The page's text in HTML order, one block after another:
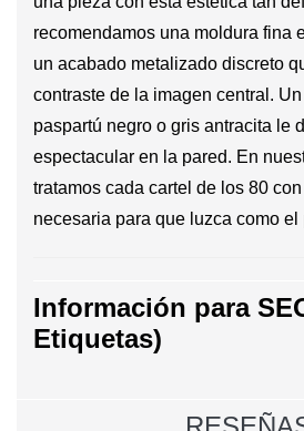
recomendamos una moldura fina
un acabado metalizado discreto
contraste de la imagen central.
paspartú negro o gris antracita le
espectacular en la pared. En
tratamos cada cartel de los 80
necesaria para que luzca como el
Información para
Etiquetas)